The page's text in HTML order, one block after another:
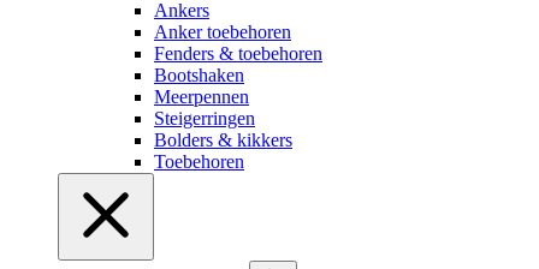
Ankers
Anker toebehoren
Fenders & toebehoren
Bootshaken
Meerpennen
Steigerringen
Bolders & kikkers
Toebehoren